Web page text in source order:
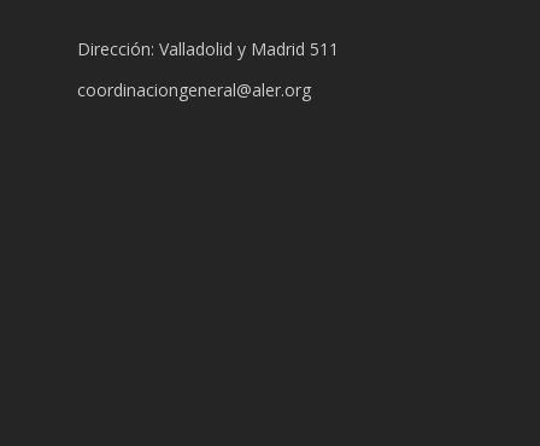
Dirección: Valladolid y Madrid 511
coordinaciongeneral@aler.org